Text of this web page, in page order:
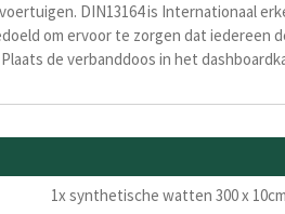
DIN13164 is Internationaal
om ervoor te zorgen dat iedereen
de verbanddoos in het
1x synthetische watten 300 x 10cm